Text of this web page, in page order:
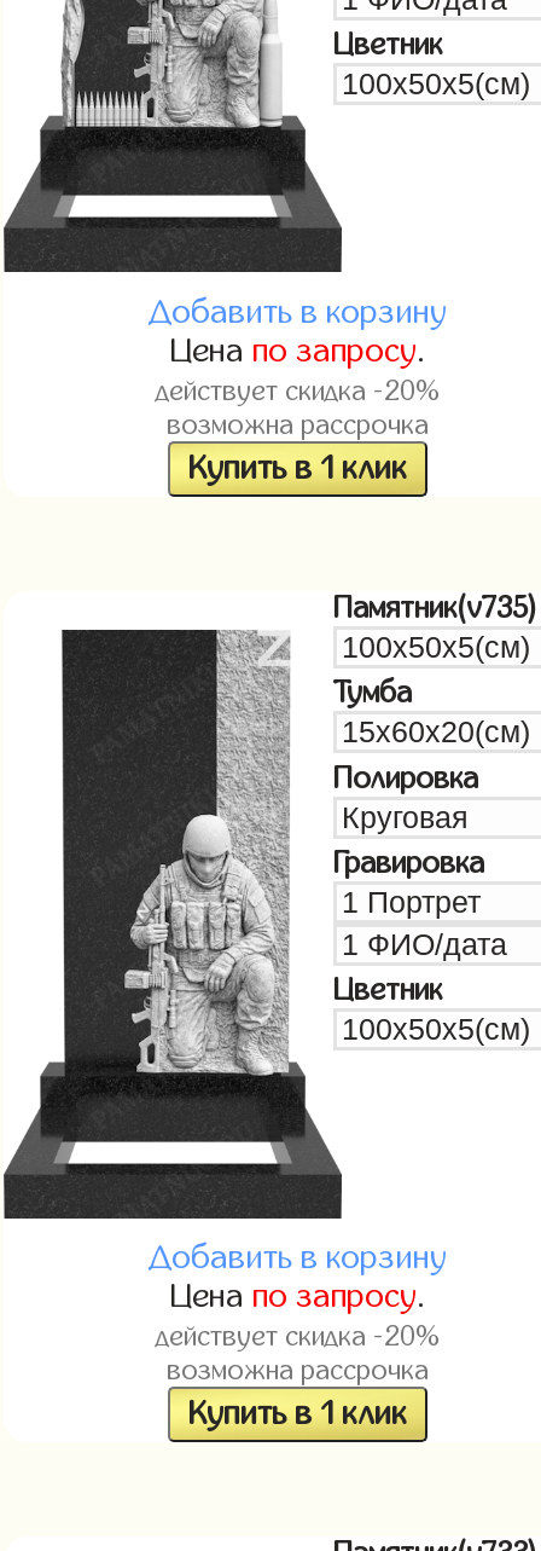
Цветник
Добавить в корзину
Цена по запросу.
действует скидка -20%
возможна рассрочка
Купить в 1 клик
Памятник(v735)
Тумба
Полировка
Гравировка
Цветник
Добавить в корзину
Цена по запросу.
действует скидка -20%
возможна рассрочка
Купить в 1 клик